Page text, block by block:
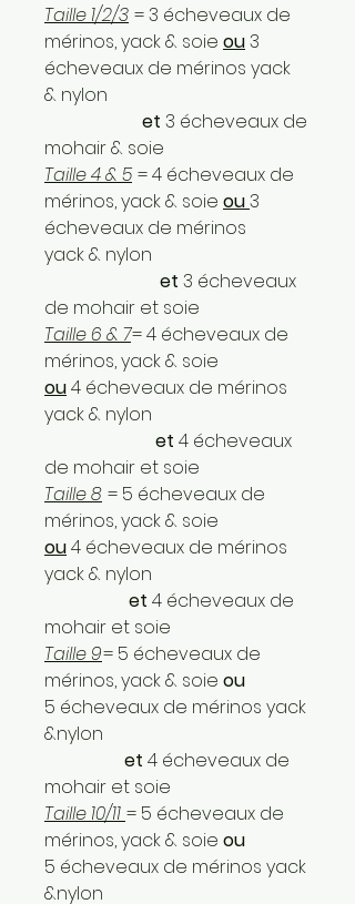
Taille 1/2/3 = 3 écheveaux de
mérinos, yack & soie ou3
écheveaux de mérinos yack
& nylon
et 3 écheveaux de
mohair & soie
Taille 4 & 5 = 4 écheveaux de
mérinos, yack & soie ou3
écheveaux de mérinos
yack & nylon
et 3 écheveaux
de mohair et soie
Taille 6 & 7= 4 écheveaux de
mérinos, yack & soie
ou4 écheveaux de mérinos
yack & nylon
et 4 écheveaux
de mohair et soie
Taille 8 = 5 écheveaux de
mérinos, yack & soie
ou4 écheveaux de mérinos
yack & nylon
et 4 écheveaux de
mohair et soie
Taille 9= 5 écheveaux de
mérinos, yack & soie ou
5 écheveaux de mérinos yack
&nylon
et 4 écheveaux de
mohair et soie
Taille 10/11 = 5 écheveaux de
mérinos, yack & soie ou
5 écheveaux de mérinos yack
&nylon